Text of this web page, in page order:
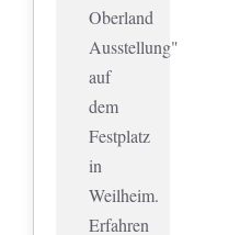
Oberland
Ausstellung"
auf
dem
Festplatz
in
Weilheim.
Erfahren